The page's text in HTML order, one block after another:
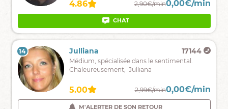
demain
mai
!
4.62 2,80€/min 0,00€/min
4.86 2,90€/min0,00€/min
CHAT
13 Elsa
4137
Spécialisée
Sentimental.
Les
messages
de
4.97 2,59€/min 0,00€/min
M'ALERTER DE SON RETOUR
14 Julliana 17144
Médium, spécialisée dans le sentimental.
Chaleureusement, Julliana
5.00 2,99€/min0,00€/min
M'ALERTER DE SON RETOUR